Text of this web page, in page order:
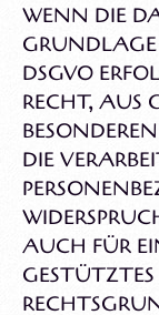
WENN DIE
GRUNDLAGE
DSGVO
RECHT, AUS
DIE
AUCH FÜR